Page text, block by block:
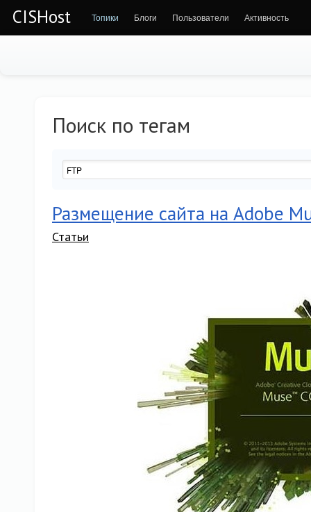
CISHost Топики Блоги Пользователи Активность
Поиск по тегам
Размещение сайта на Adobe
Статьи